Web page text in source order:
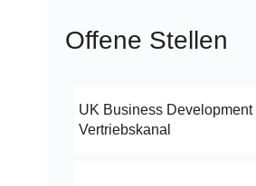
Offene Stellen
UK Business
Vertriebskanal